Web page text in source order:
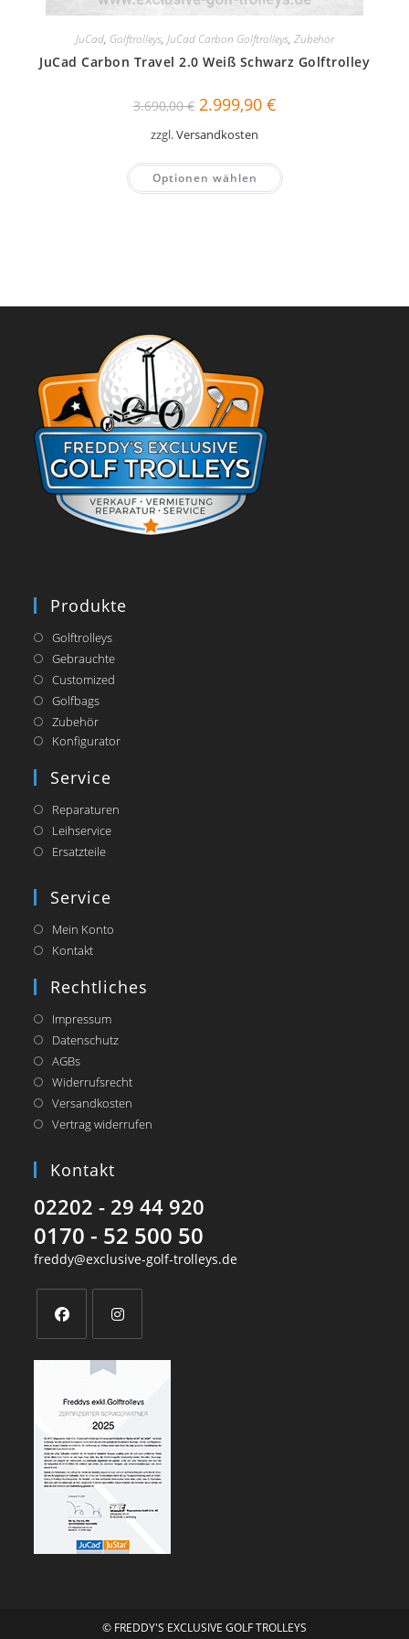
JuCad, Golftrolleys, JuCad Carbon Golftrolleys, Zubehör
JuCad Carbon Travel 2.0 Weiß Schwarz Golftrolley
3.690,00€ Ursprünglicher
Preis
war:
3.690,00 €
2.999,90 €Aktueller
Preis
zzgl.Versandkosten
Optionen wählen
Produkte
Golftrolleys
Gebrauchte
Customized
Golfbags
Zubehör
KonfiguratorOpens
Service
Reparaturen
Leihservice
Ersatzteile
Service
Mein Konto
Kontakt
Rechtliches
Impressum
Datenschutz
AGBs
Widerrufsrecht
Versandkosten
Vertrag widerrufen
Kontakt
02202 - 29 44 920
0170 - 52 500 50
freddy@exclusive-golf-trolleys.de
in
in
new
tab
© FREDDY'S EXCLUSIVE GOLF TROLLEYS